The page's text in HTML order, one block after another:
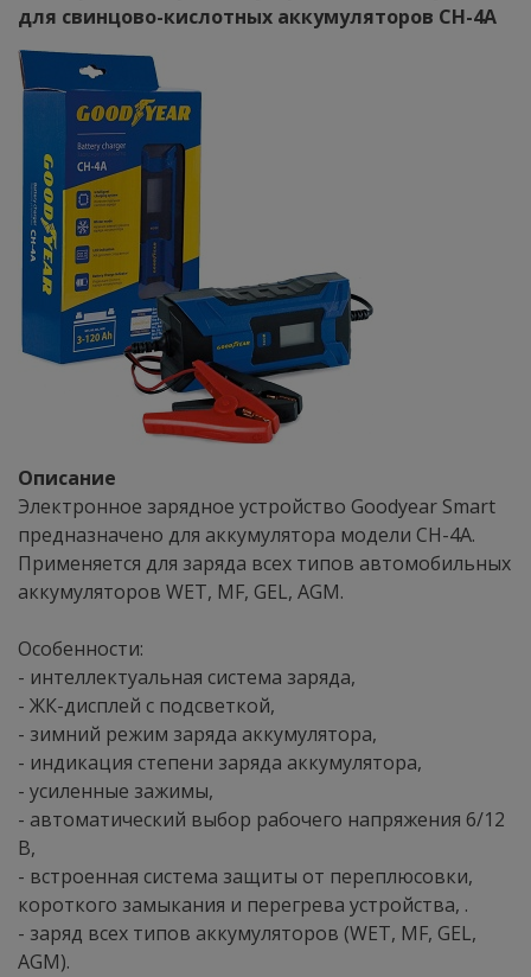
для свинцово-кислотных аккумуляторов CH-4A
Описание
Электронное зарядное устройство Goodyear Smart
предназначено для аккумулятора модели CH-4A.
Применяется для заряда всех типов автомобильных
аккумуляторов WET, MF, GEL, AGM.
Особенности:
- интеллектуальная система заряда,
- ЖК-дисплей с подсветкой,
- зимний режим заряда аккумулятора,
- индикация степени заряда аккумулятора,
- усиленные зажимы,
- автоматический выбор рабочего напряжения 6/12
В,
- встроенная система защиты от переплюсовки,
короткого замыкания и перегрева устройства, .
- заряд всех типов аккумуляторов (WET, MF, GEL,
AGM).